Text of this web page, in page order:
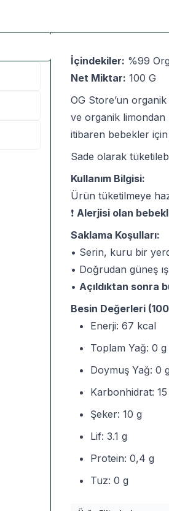
İçindekiler: %99
Net Miktar: 100 G
OG Store’un
ve organik limondan
itibaren bebekler
Sade olarak
Kullanım Bilgisi:
Ürün tüketilmeye
❗ Alerjisi olan
Saklama Koşulları:
• Serin, kuru bir
• Doğrudan güneş
• Açıldıktan sonra
Besin Değerleri
Enerji: 67 kcal
Toplam Yağ: 0 g
Doymuş Yağ: 0 g
Karbonhidrat: 15
Şeker: 10 g
Lif: 3.1 g
Protein: 0,4 g
Tuz: 0 g